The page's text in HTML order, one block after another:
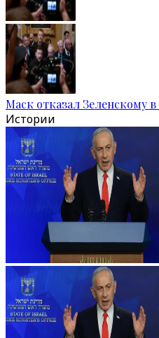
Маск отказал Зеленскому
Истории